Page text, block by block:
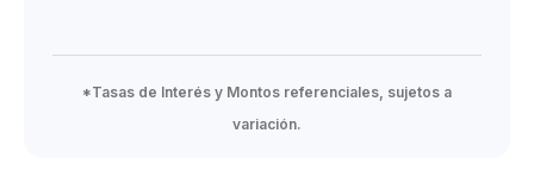
*Tasas de Interés y Montos referenciales, sujetos a
variación.